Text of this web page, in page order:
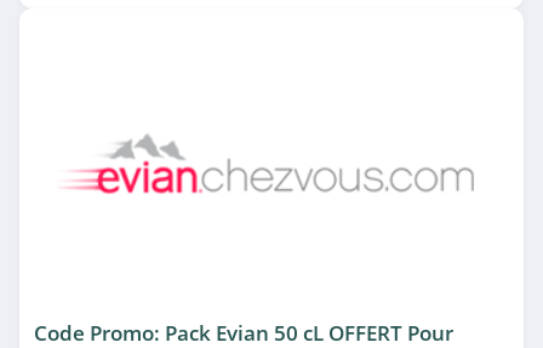
Hello Fresh
Code Promo: Pack Evian 50 cL OFFERT Pour